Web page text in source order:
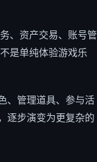
、资产交易、账号管
是单纯体验游戏乐
、管理道具、参与活
逐步演变为更复杂的